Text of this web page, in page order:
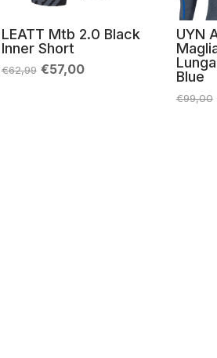
LEATT Mtb 2.0 Black
Inner Short
€62,99 Il
prezzo
€57,00Il
UYN
Blue
€99,00